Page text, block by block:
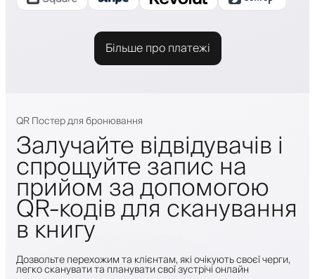
Більше про платежі
QR Постер для бронювання
Залучайте відвідувачів і
спрощуйте запис на
прийом за допомогою
QR-кодів для сканування
в книгу
Дозвольте перехожим та клієнтам, які очікують своєї черги,
легко сканувати та планувати свої зустрічі онлайн